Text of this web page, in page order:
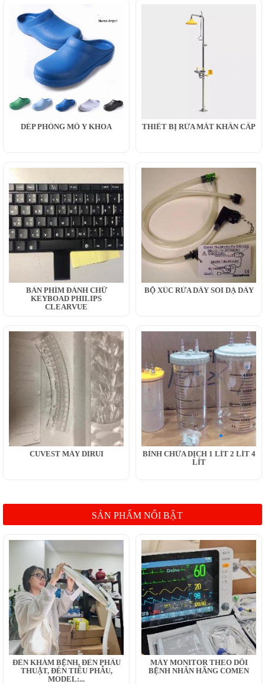
DÉP PHÒNG MỔ Y KHOA THIẾT BỊ RỬA MẮT KHẨN CẤP
BÀN PHÍM ĐÁNH CHỮ
KEYBOAD PHILIPS
CLEARVUE
BỘ XÚC RỬA DÂY SOI DẠ DÀY
CUVEST MÁY DIRUI
BÌNH CHỨA DỊCH 1 LÍT 2 LÍT 4
LÍT
SẢN PHẨM NỔI BẬT
ĐÈN KHÁM BỆNH, ĐÈN PHẪU
THUẬT, ĐÈN TIỂU PHẪU,
MODEL:...
MÁY MONITOR THEO DÕI
BỆNH NHÂN HÃNG COMEN